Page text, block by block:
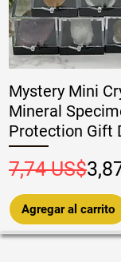
Mystery Mini
Mineral
Protection Gift
Precio
7,74 US$
Precio de
Agregar al carrito